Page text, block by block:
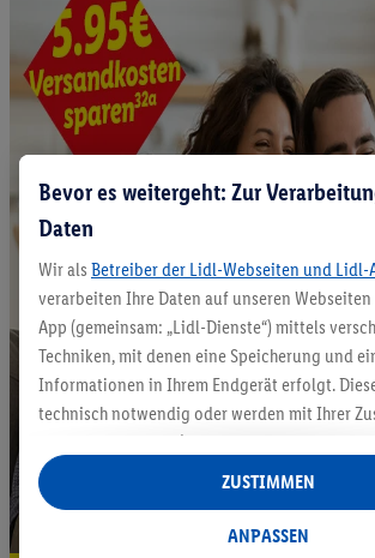
Bevor es weitergeht: Zur
Daten
Wir als Betreiber der Lidl-Webseiten und Lidl-
verarbeiten Ihre Daten auf unseren
App (gemeinsam: „Lidl-Dienste“) mittels
Techniken, mit denen eine Speicherung und
Informationen in Ihrem Endgerät erfolgt.
technisch notwendig oder werden mit Ihrer
auch durch Partner (u.a.
Verantwortliche; im Zusammenhang mit dem
insgesamt
Statistik-Erstellung oder für personalisierte
ANPASSEN
ZUSTIMMEN